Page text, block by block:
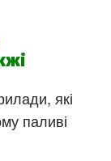
які
паливі